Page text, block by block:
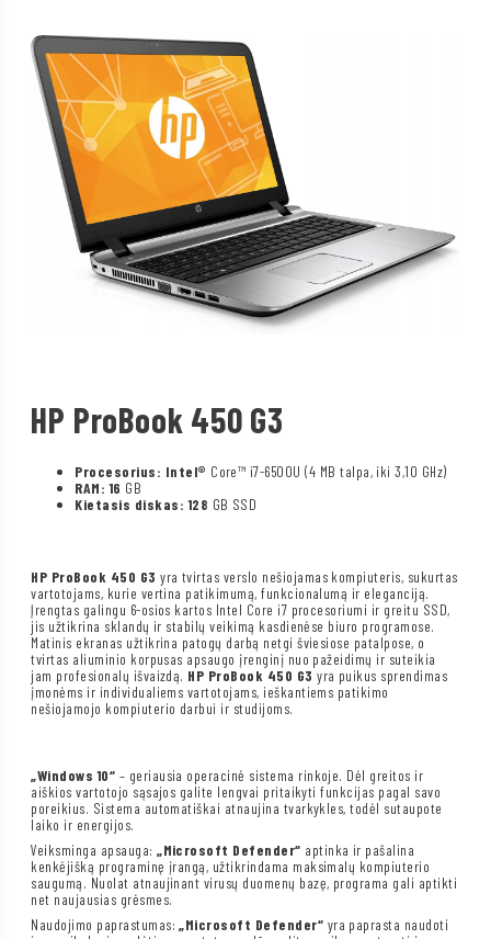
HP ProBook 450 G3
Procesorius: Intel® Core™ i7-6500U (4 MB talpa, iki 3,10 GHz)
RAM: 16 GB
Kietasis diskas: 128 GB SSD
HP ProBook 450 G3 yra tvirtas verslo nešiojamas kompiuteris, sukurtas
vartotojams, kurie vertina patikimumą, funkcionalumą ir eleganciją.
Įrengtas galingu 6-osios kartos Intel Core i7 procesoriumi ir greitu SSD,
jis užtikrina sklandų ir stabilų veikimą kasdienėse biuro programose.
Matinis ekranas užtikrina patogų darbą netgi šviesiose patalpose, o
tvirtas aliuminio korpusas apsaugo įrenginį nuo pažeidimų ir suteikia
jam profesionalų išvaizdą. HP ProBook 450 G3 yra puikus sprendimas
įmonėms ir individualiems vartotojams, ieškantiems patikimo
nešiojamojo kompiuterio darbui ir studijoms.
„Windows 10“ – geriausia operacinė sistema rinkoje. Dėl greitos ir
aiškios vartotojo sąsajos galite lengvai pritaikyti funkcijas pagal savo
poreikius. Sistema automatiškai atnaujina tvarkykles, todėl sutaupote
laiko ir energijos.
Veiksminga apsauga:„Microsoft Defender“ aptinka ir pašalina
kenkėjišką programinę įrangą, užtikrindama maksimalų kompiuterio
saugumą. Nuolat atnaujinant virusų duomenų bazę, programa gali aptikti
net naujausias grėsmes.
Naudojimo paprastumas:„Microsoft Defender“ yra paprasta naudoti